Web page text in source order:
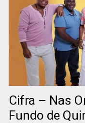
Cifra – Nas
Fundo de